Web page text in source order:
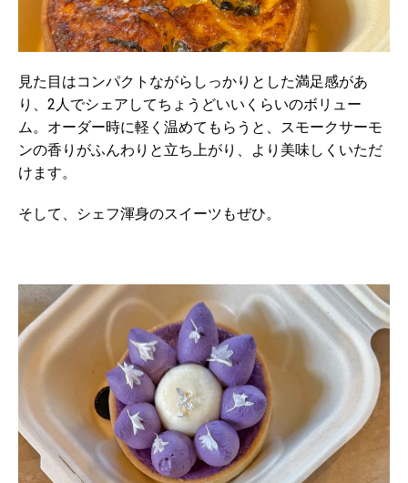
見た目はコンパクトながらしっかりとした満足感があ
り、 2人でシェアしてちょうどいいくらいのボリュー
ム。オーダー時に軽く温めてもらうと、スモークサーモ
ンの香りがふんわりと立ち上がり、より美味しくいただ
けます。
そして、シェフ渾身のスイーツもぜひ。